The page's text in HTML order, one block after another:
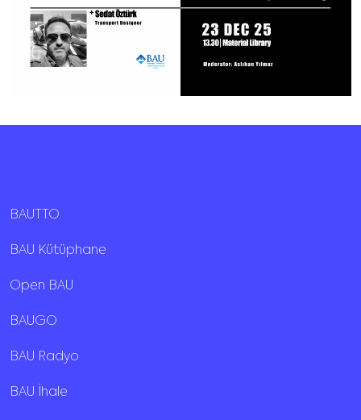
BAUTTO
BAU Kütüphane
Open BAU
BAUGO
BAU Radyo
BAU İhale